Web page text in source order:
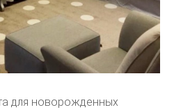
для новорожденных